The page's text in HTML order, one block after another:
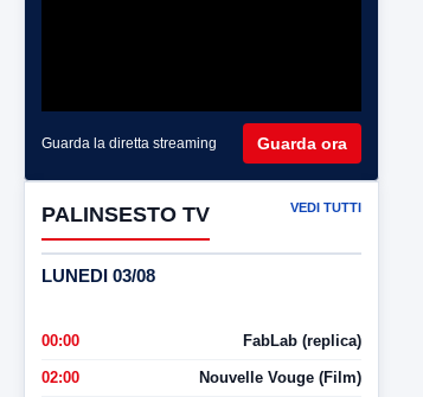
Guarda la diretta streaming Guarda ora
PALINSESTO TV VEDI TUTTI
LUNEDI 03/08
00:00 FabLab (replica)
02:00 Nouvelle Vouge (Film)